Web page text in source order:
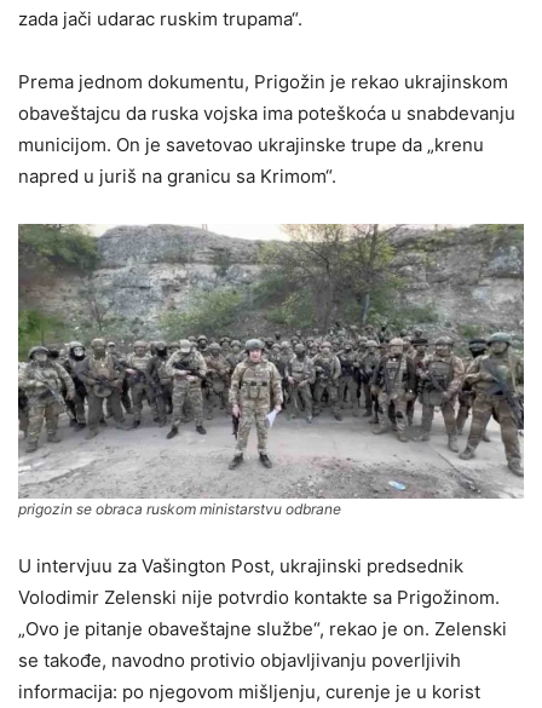
zada jači udarac ruskim trupama“.
Prema jednom dokumentu, Prigožin je rekao ukrajinskom
obaveštajcu da ruska vojska ima poteškoća u snabdevanju
municijom. On je savetovao ukrajinske trupe da „krenu
napred u juriš na granicu sa Krimom“.
prigozin se obraca ruskom ministarstvu odbrane
U intervjuu za Vašington Post, ukrajinski predsednik
Volodimir Zelenski nije potvrdio kontakte sa Prigožinom.
„Ovo je pitanje obaveštajne službe“, rekao je on. Zelenski
se takođe, navodno protivio objavljivanju poverljivih
informacija: po njegovom mišljenju, curenje je u korist